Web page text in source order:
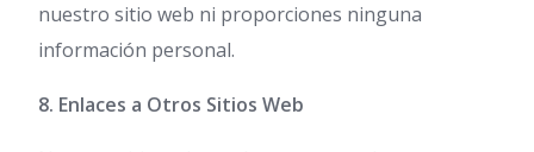
nuestro sitio web ni proporciones ninguna
información personal.
8. Enlaces a Otros Sitios Web